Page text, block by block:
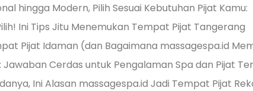
hingga Modern, Pilih Sesuai Kebutuhan Pijat Kamu:
Ini Tips Jitu Menemukan Tempat Pijat Tangerang
Pijat Idaman (dan Bagaimana massagespa.id
Jawaban Cerdas untuk Pengalaman Spa dan Pijat
Ini Alasan massagespa.id Jadi Tempat Pijat